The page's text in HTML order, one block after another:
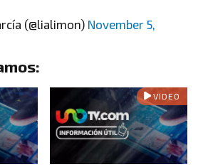
(@lialimon) November 5,
VIDEO